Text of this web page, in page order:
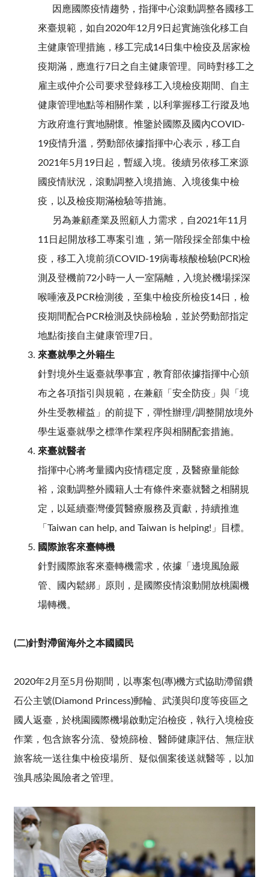
因應國際疫情趨勢，指揮中心滾動調整各國移工
來臺規範，如自2020年12月9日起實施強化移工自
主健康管理措施，移工完成14日集中檢疫及居家檢
疫期滿，應進行7日之自主健康管理。同時對移工之
雇主或仲介公司要求登錄移工入境檢疫期間、自主
健康管理地點等相關作業，以利掌握移工行蹤及地
方政府進行實地關懷。惟鑒於國際及國內COVID-
19疫情升溫，勞動部依據指揮中心表示，移工自
2021年5月19日起，暫緩入境。後續另依移工來源
國疫情狀況，滾動調整入境措施、入境後集中檢
疫，以及檢疫期滿檢驗等措施。
另為兼顧產業及照顧人力需求，自2021年11月
11日起開放移工專案引進，第一階段採全部集中檢
疫，移工入境前須COVID-19病毒核酸檢驗(PCR)檢
測及登機前72小時一人一室隔離，入境於機場採深
喉唾液及PCR檢測後，至集中檢疫所檢疫14日，檢
疫期間配合PCR檢測及快篩檢驗，並於勞動部指定
地點銜接自主健康管理7日。
來臺就學之外籍生
針對境外生返臺就學事宜，教育部依據指揮中心頒
布之各項指引與規範，在兼顧「安全防疫」與「境
外生受教權益」的前提下，彈性辦理/調整開放境外
學生返臺就學之標準作業程序與相關配套措施。
來臺就醫者
指揮中心將考量國內疫情穩定度，及醫療量能餘
裕，滾動調整外國籍人士有條件來臺就醫之相關規
定，以延續臺灣優質醫療服務及貢獻，持續推進
「Taiwan can help, and Taiwan is helping!」目標。
國際旅客來臺轉機
針對國際旅客來臺轉機需求，依據「邊境風險嚴
管、國內鬆綁」原則，是國際疫情滾動開放桃園機
場轉機。
(二)針對滯留海外之本國國民
2020年2月至5月份期間，以專案包(專)機方式協助滯留鑽
石公主號(Diamond Princess)郵輪、武漢與印度等疫區之
國人返臺，於桃園國際機場啟動定泊檢疫，執行入境檢疫
作業，包含旅客分流、發燒篩檢、醫師健康評估、無症狀
旅客統一送往集中檢疫場所、疑似個案後送就醫等，以加
強具感染風險者之管理。